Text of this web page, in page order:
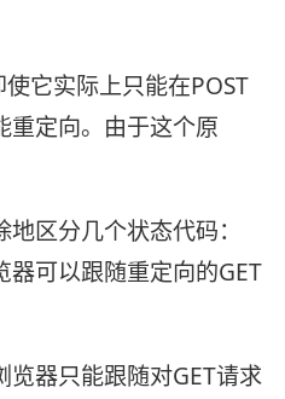
它实际上只能在POST
重定向。由于这个原
区分几个状态代码：
可以跟随重定向的GET
览器只能跟随对GET请求